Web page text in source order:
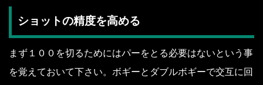
ショットの精度を高める
まず１００を切るためにはパーをとる必要はないという事
を覚えておいて下さい。ボギーとダブルボギーで交互に回